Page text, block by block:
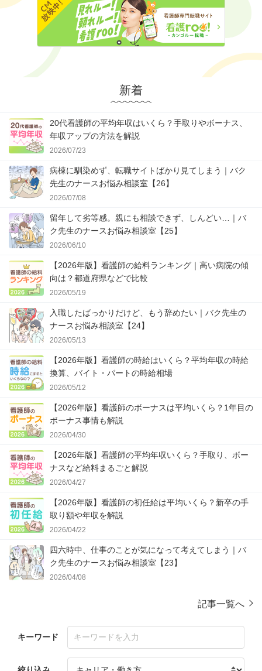
新着
20代看護師の平均年収はいくら？手取りやボーナス、
年収アップの方法を解説
2026/07/23
病棟に馴染めず、転職サイトばかり見てしまう｜バク
先生のナースお悩み相談室【26】
2026/07/08
留年して劣等感。親にも相談できず、しんどい…｜バ
ク先生のナースお悩み相談室【25】
2026/06/10
【2026年版】看護師の給料ランキング｜高い病院の傾
向は？都道府県などで比較
2026/05/19
入職したばっかりだけど、もう辞めたい｜バク先生の
ナースお悩み相談室【24】
2026/05/13
【2026年版】看護師の時給はいくら？平均年収の時給
換算、バイト・パートの時給相場
2026/05/12
【2026年版】看護師のボーナスは平均いくら？1年目の
ボーナス事情も解説
2026/04/30
【2026年版】看護師の平均年収いくら？手取り、ボー
ナスなど給料まるごと解説
2026/04/27
【2026年版】看護師の初任給は平均いくら？新卒の手
取り額や年収を解説
2026/04/22
四六時中、仕事のことが気になって考えてしまう｜バ
ク先生のナースお悩み相談室【23】
2026/04/08
記事一覧へ
キーワード